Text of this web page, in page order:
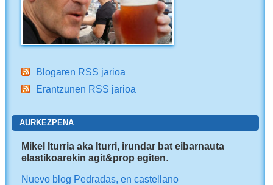
Blogaren RSS jarioa
Erantzunen RSS jarioa
AURKEZPENA
Mikel Iturria aka Iturri, irundar bat eibarnauta
elastikoarekin agit&prop egiten.
Nuevo blog Pedradas, en castellano